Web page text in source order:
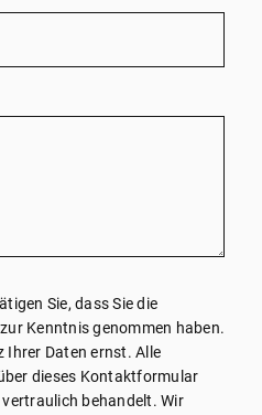
Sie, dass Sie die
zur Kenntnis genommen haben.
Ihrer Daten ernst. Alle
dieses Kontaktformular
behandelt. Wir